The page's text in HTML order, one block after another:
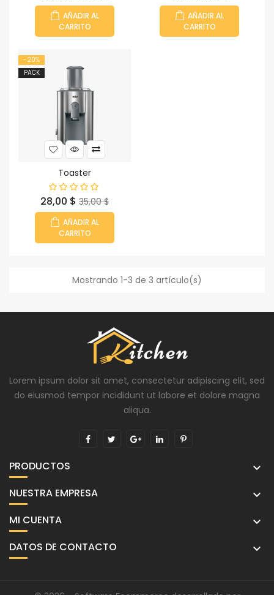
base
AÑADIR AL
CARRITO
base
AÑADIR AL
CARRITO
-20%
PACK
Toaster
Precio
28,00 $ Precio
base
35,00 $
AÑADIR AL
CARRITO
Mostrando 1-3 de 3 artículo(s)
Lorem ipsum dolor sit amet, consectetur adipiscing elit, sed
do eiusmod tempor incididunt ut labore et dolore magna
aliqua.
PRODUCTOS 
NUESTRA EMPRESA 
MI CUENTA 
DATOS DE CONTACTO 